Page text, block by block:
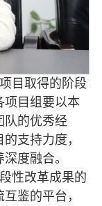
目取得的阶段
项目组要以本
队的优秀经
支持力度，
度融合。
性改革成果的
鉴的平台，